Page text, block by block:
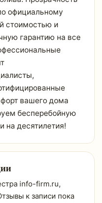
официальному
стоимостью и
гарантию на все
вашего дома
бесперебойную
на десятилетия!
info-firm.ru,
к записи пока